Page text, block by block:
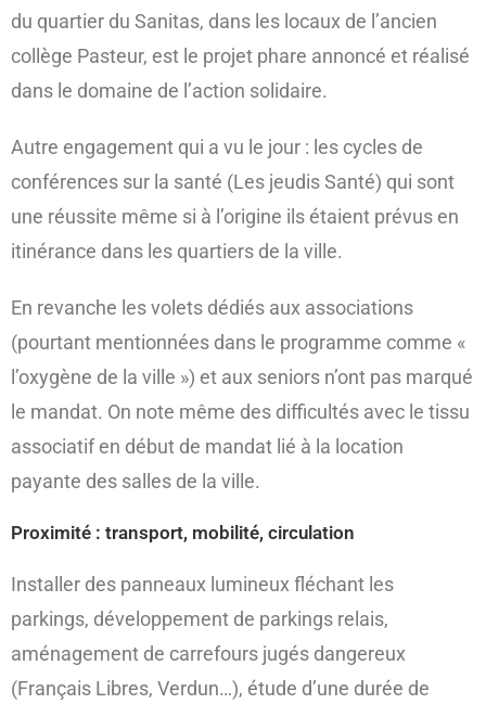
du quartier du Sanitas, dans les locaux de l’ancien
collège Pasteur, est le projet phare annoncé et réalisé
dans le domaine de l’action solidaire.
Autre engagement qui a vu le jour : les cycles de
conférences sur la santé (Les jeudis Santé) qui sont
une réussite même si à l’origine ils étaient prévus en
itinérance dans les quartiers de la ville.
En revanche les volets dédiés aux associations
(pourtant mentionnées dans le programme comme «
l’oxygène de la ville ») et aux seniors n’ont pas marqué
le mandat. On note même des difficultés avec le tissu
associatif en début de mandat lié à la location
payante des salles de la ville.
Proximité : transport, mobilité, circulation
Installer des panneaux lumineux fléchant les
parkings, développement de parkings relais,
aménagement de carrefours jugés dangereux
(Français Libres, Verdun…), étude d’une durée de